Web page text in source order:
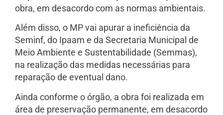
obra, em desacordo com as normas ambientais.
Além disso, o MP vai apurar a ineficiência da
Seminf, do Ipaam e da Secretaria Municipal de
Meio Ambiente e Sustentabilidade (Semmas),
na realização das medidas necessárias para
reparação de eventual dano.
Ainda conforme o órgão, a obra foi realizada em
área de preservação permanente, em desacordo